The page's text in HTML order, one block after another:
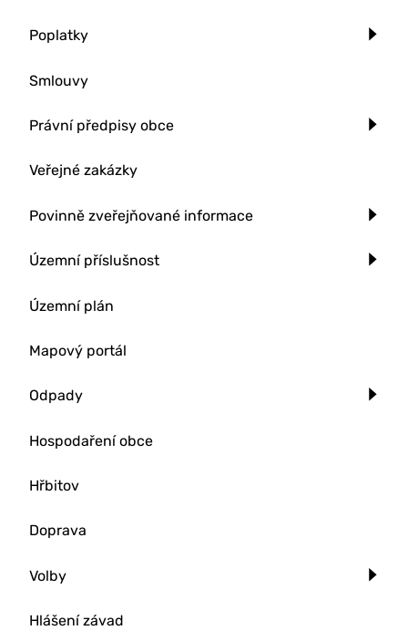
Poplatky
Smlouvy
Právní předpisy obce
Veřejné zakázky
Povinně zveřejňované informace
Územní příslušnost
Územní plán
Mapový portál
Odpady
Hospodaření obce
Hřbitov
Doprava
Volby
Hlášení závad